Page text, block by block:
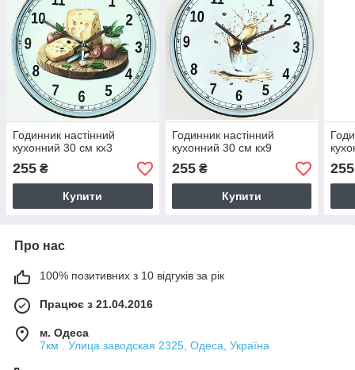
Годинник настінний
кухонний 30 см кх3
255 ₴
Купити
Годинник настінний
кухонний 30 см кх9
255₴
Купити
255
Про нас
100% позитивних з 10 відгуків за рік
Працює з 21.04.2016
м. Одеса
7км . Улица заводская 2325, Одеса, Україна